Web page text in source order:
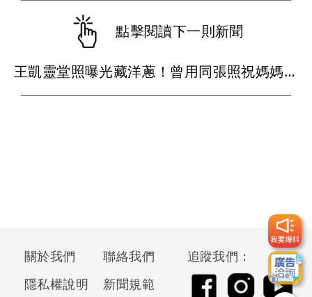
點擊閱讀下一則新聞
王凱靈堂照曝光藏洋蔥！曾用同張照祝媽媽母親節快樂
關於我們
聯絡我們
隱私權說明
新聞規範
追蹤我們：